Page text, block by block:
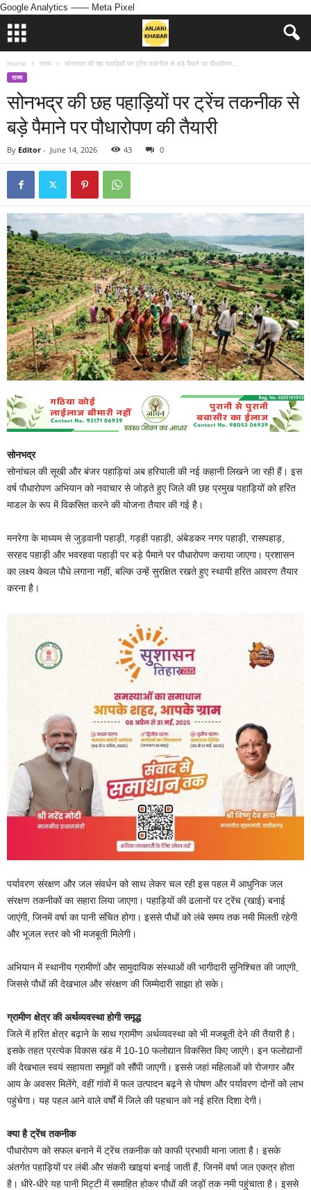
Google Analytics —— Meta Pixel
Home राज्य सोनभद्र की छह पहाड़ियों पर ट्रेंच तकनीक से बड़े पैमाने पर पौधारोपण...
राज्य
सोनभद्र की छह पहाड़ियों पर ट्रेंच तकनीक से
बड़े पैमाने पर पौधारोपण की तैयारी
By Editor - June 14, 2026 43 0
सोनभद्र
सोनांचल की सूखी और बंजर पहाड़ियां अब हरियाली की नई कहानी लिखने जा रही हैं। इस
वर्ष पौधारोपण अभियान को नवाचार से जोड़ते हुए जिले की छह प्रमुख पहाड़ियों को हरित
माडल के रूप में विकसित करने की योजना तैयार की गई है।
मनरेगा के माध्यम से जुड़वानी पहाड़ी, गड़ही पहाड़ी, अंबेडकर नगर पहाड़ी, रासपहाड़,
सरहद पहाड़ी और भवरहवा पहाड़ी पर बड़े पैमाने पर पौधारोपण कराया जाएगा। प्रशासन
का लक्ष्य केवल पौधे लगाना नहीं, बल्कि उन्हें सुरक्षित रखते हुए स्थायी हरित आवरण तैयार
करना है।
पर्यावरण संरक्षण और जल संवर्धन को साथ लेकर चल रही इस पहल में आधुनिक जल
संरक्षण तकनीकों का सहारा लिया जाएगा। पहाड़ियों की ढलानों पर ट्रेंच (खाई) बनाई
जाएंगी, जिनमें वर्षा का पानी संचित होगा। इससे पौधों को लंबे समय तक नमी मिलती रहेगी
और भूजल स्तर को भी मजबूती मिलेगी।
अभियान में स्थानीय ग्रामीणों और सामुदायिक संस्थाओं की भागीदारी सुनिश्चित की जाएगी,
जिससे पौधों की देखभाल और संरक्षण की जिम्मेदारी साझा हो सके।
ग्रामीण क्षेत्र की अर्थव्यवस्था होगी समृद्ध
जिले में हरित क्षेत्र बढ़ाने के साथ ग्रामीण अर्थव्यवस्था को भी मजबूती देने की तैयारी है।
इसके तहत प्रत्येक विकास खंड में 10-10 फलोद्यान विकसित किए जाएंगे। इन फलोद्यानों
की देखभाल स्वयं सहायता समूहों को सौंपी जाएगी। इससे जहां महिलाओं को रोजगार और
आय के अवसर मिलेंगे, वहीं गांवों में फल उत्पादन बढ़ने से पोषण और पर्यावरण दोनों को लाभ
पहुंचेगा। यह पहल आने वाले वर्षों में जिले की पहचान को नई हरित दिशा देगी।
क्या है ट्रेंच तकनीक
पौधारोपण को सफल बनाने में ट्रेंच तकनीक को काफी प्रभावी माना जाता है। इसके
अंतर्गत पहाड़ियों पर लंबी और संकरी खाइयां बनाई जाती हैं, जिनमें वर्षा जल एकत्र होता
है। धीरे-धीरे यह पानी मिट्टी में समाहित होकर पौधों की जड़ों तक नमी पहुंचाता है। इससे